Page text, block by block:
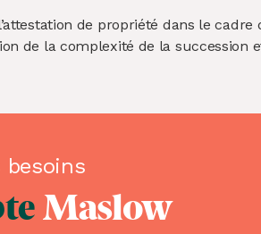
de propriété dans le
de la complexité de la succession
besoins
Maslow